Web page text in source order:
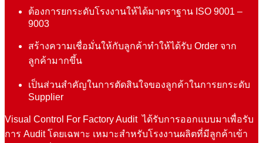
ต้องการยกระดับโรงงานให้ได้มาตราฐาน ISO 9001 –
9003
สร้างความเชื่อมั่นให้กับลูกค้าทำให้ได้รับ Order จาก
ลูกค้ามากขึ้น
เป็นส่วนสำคัญในการตัดสินใจของลูกค้าในการยกระดับ
Supplier
Visual Control For Factory Audit ได้รับการออกแบบมาเพื่อรับ
การ Audit โดยเฉพาะ เหมาะสำหรับโรงงานผลิตที่มีลูกค้าเข้า